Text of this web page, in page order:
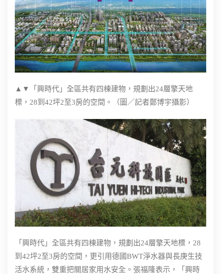
▲▼「興時代」全區共有四棟建物，規劃出24層擎天地
標，28到42坪2至3房的空間。（圖／記者鄭博宇攝影）
「興時代」全區共有四棟建物，規劃出24層擎天地標，28
到42坪2至3房的空間，更引用德國BWT淨水器與長庚生技
活水系統，雙重把關居家用水安全。張福隆表示，「興時